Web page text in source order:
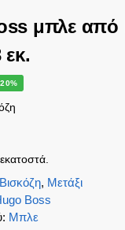
μπλε από
εκ.
Βισκόζη, Μετάξι
Boss
: Μπλε